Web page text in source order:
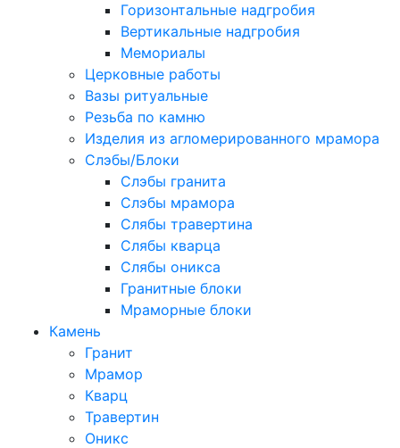
Горизонтальные надгробия
Вертикальные надгробия
Мемориалы
Церковные работы
Вазы ритуальные
Резьба по камню
Изделия из агломерированного мрамора
Слэбы/Блоки
Слэбы гранита
Слэбы мрамора
Слябы травертина
Слябы кварца
Слябы оникса
Гранитные блоки
Мраморные блоки
Камень
Гранит
Мрамор
Кварц
Травертин
Оникс